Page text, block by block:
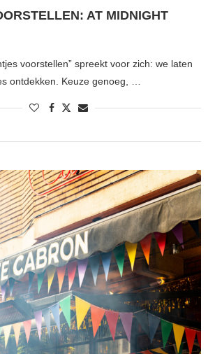
AT MIDNIGHT
voorstellen” spreekt voor zich: we laten
ontdekken. Keuze genoeg, …